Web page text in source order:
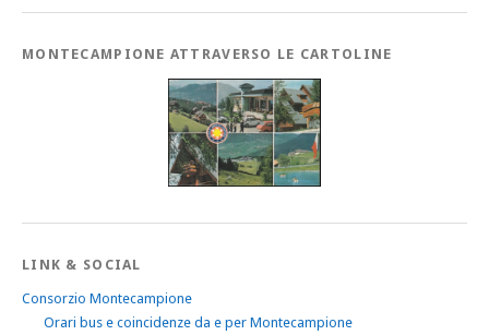
MONTECAMPIONE ATTRAVERSO LE CARTOLINE
LINK & SOCIAL
Consorzio Montecampione
Orari bus e coincidenze da e per Montecampione